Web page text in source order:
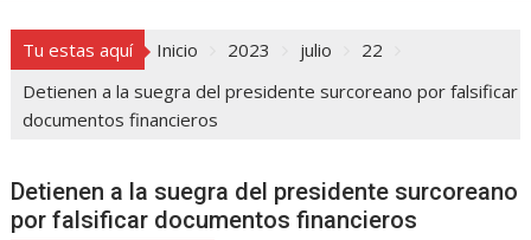
Tu estas aquí Inicio 2023 julio
22
Detienen a la suegra del presidente surcoreano por falsificar
documentos financieros
Detienen a la suegra del presidente surcoreano
por falsificar documentos financieros